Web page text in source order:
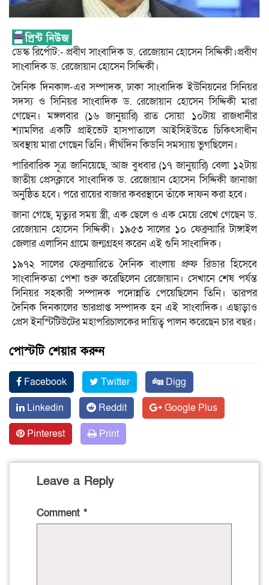
ডেস্ক রির্পোট:- প্রবীণ সাংবাদিক ড. রেজোয়ান হোসেন সিদ্দিকী।প্রবীণ
সাংবাদিক ড. রেজোয়ান হোসেন সিদ্দিকী।
দৈনিক দিনকাল-এর সম্পাদক, ঢাকা সাংবাদিক ইউনিয়নের সিনিয়র
সদস্য ও সিনিয়র সাংবাদিক ড. রেজোয়ান হোসেন সিদ্দিকী মারা
গেছেন। মঙ্গলবার (১৬ জানুয়ারি) রাত সোয়া ১০টায় রাজধানীর
শ্যামলির একটি প্রাইভেট হাসপাতালে আইসিইউতে চিকিৎসাধীন
অবস্থায় মারা গেছেন তিনি। দীর্ঘদিন কিডনি সমস্যায় ভুগছিলেন।
পারিবারিক সূত্র জানিয়েছে, আজ বুধবার (১৭ জানুয়ারি) বেলা ১২টায়
জাতীয় প্রেসক্লাবে সাংবাদিক ড. রেজোয়ান হোসেন সিদ্দিকী জানাজা
অনুষ্ঠিত হবে। পরে রায়ের বাজার কবরস্থানে তাঁকে দাফন করা হবে।
জানা গেছে, মৃত্যুর সময় স্ত্রী, এক ছেলে ও এক মেয়ে রেখে গেছেন ড.
রেজোয়ান হোসেন সিদ্দিকী। ১৯৫৩ সালের ১০ ফেব্রুয়ারি টাঙ্গাইল
জেলার এলাসিন গ্রামে জন্মগ্রহণ করেন এই গুনি সাংবাদিক।
১৯৭২ সালের ফেব্রুয়ারিতে দৈনিক বাংলায় প্রুফ রিডার হিসেবে
সাংবাদিকতা পেশা শুরু করেছিলেন রেজোয়ান। সেখানে শেষ পর্যন্ত
সিনিয়র সহকারী সম্পাদক পদোন্নতি পেয়েছিলেন তিনি। তারপর
দৈনিক দিনকালের ভারপ্রাপ্ত সম্পাদক হন এই সাংবাদিক। এছাড়াও
প্রেস ইনস্টিটিউটের মহাপরিচালকের দায়িত্ব পালন করেছেন চার বছর।
পোস্টটি শেয়ার করুন
Facebook Twitter
Digg
Linkedin
Reddit
Google Plus
Pinterest
Print
Leave a Reply
Comment *